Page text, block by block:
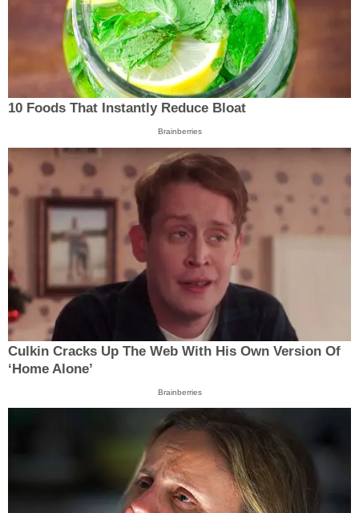
10 Foods That Instantly Reduce Bloat
Brainberries
Culkin Cracks Up The Web With His Own Version Of
‘Home Alone’
Brainberries